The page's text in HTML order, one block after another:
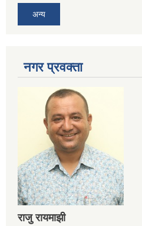
अन्य
नगर प्रव‌क्ता
राजु रायमाझी